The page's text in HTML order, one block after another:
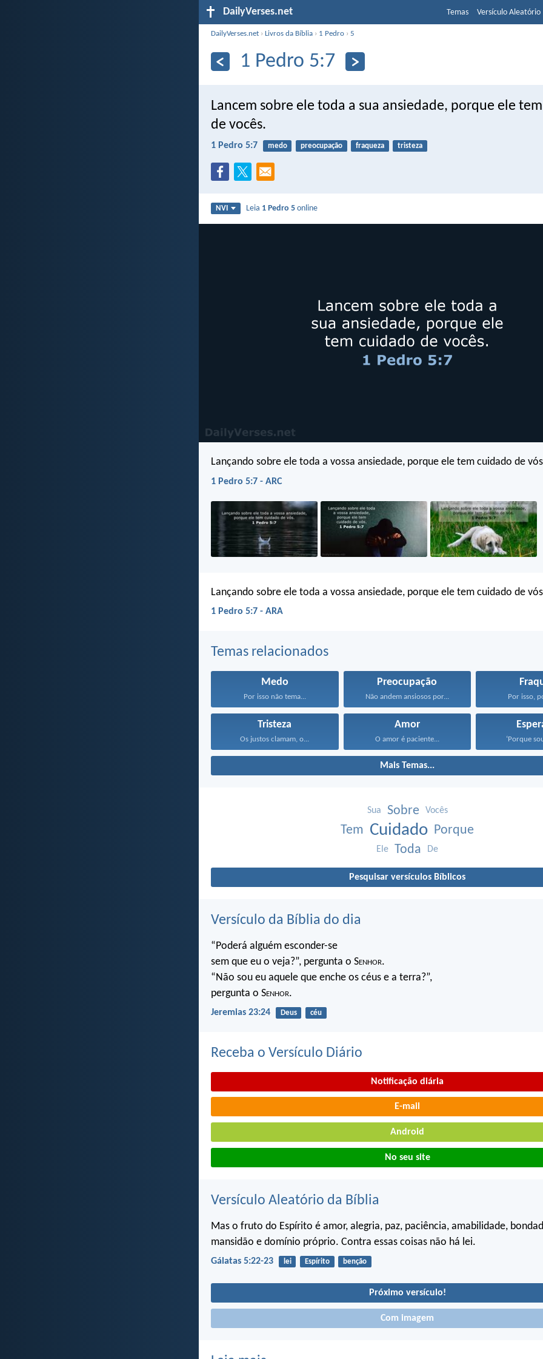
DailyVerses.net Temas Versículo Aleatório
DailyVerses.net ›Livros da Bíblia › 1 Pedro ›5
1 Pedro 5:7
Lancem sobre ele toda a sua ansiedade, porque ele
de vocês.
1 Pedro 5:7 medo preocupação fraqueza tristeza
NVI Leia 1 Pedro 5 online
Lançando sobre ele toda a vossa ansiedade, porque ele tem cuidado de
1 Pedro 5:7 - ARC
Lançando sobre ele toda a vossa ansiedade, porque ele tem cuidado de
1 Pedro 5:7 - ARA
Temas relacionados
Medo
Por isso não tema...
Preocupação
Não andem ansiosos por... Por isso,
Tristeza
Os justos clamam, o...
Amor
O amor é paciente... ‘Porque
Mais Temas...
Sua Sobre Vocês
Tem Cuidado Porque
Ele Toda De
Pesquisar versículos Bíblicos
Versículo da Bíblia do dia
“Poderá alguém esconder-se
sem que eu o veja?”, pergunta o Senhor.
“Não sou eu aquele que enche os céus e a terra?”,
pergunta o Senhor.
Jeremias 23:24 Deus céu
Receba o Versículo Diário
Notificação diária
E-mail
Android
No seu site
Versículo Aleatório da Bíblia
Mas o fruto do Espírito é amor, alegria, paz, paciência, amabilidade,
mansidão e domínio próprio. Contra essas coisas não há lei.
Gálatas 5:22-23 lei Espírito benção
Próximo versículo!
Com imagem